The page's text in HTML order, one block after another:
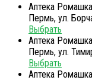
Аптека
Пермь, ул.
Выбрать
Аптека
Пермь, ул.
Выбрать
Аптека